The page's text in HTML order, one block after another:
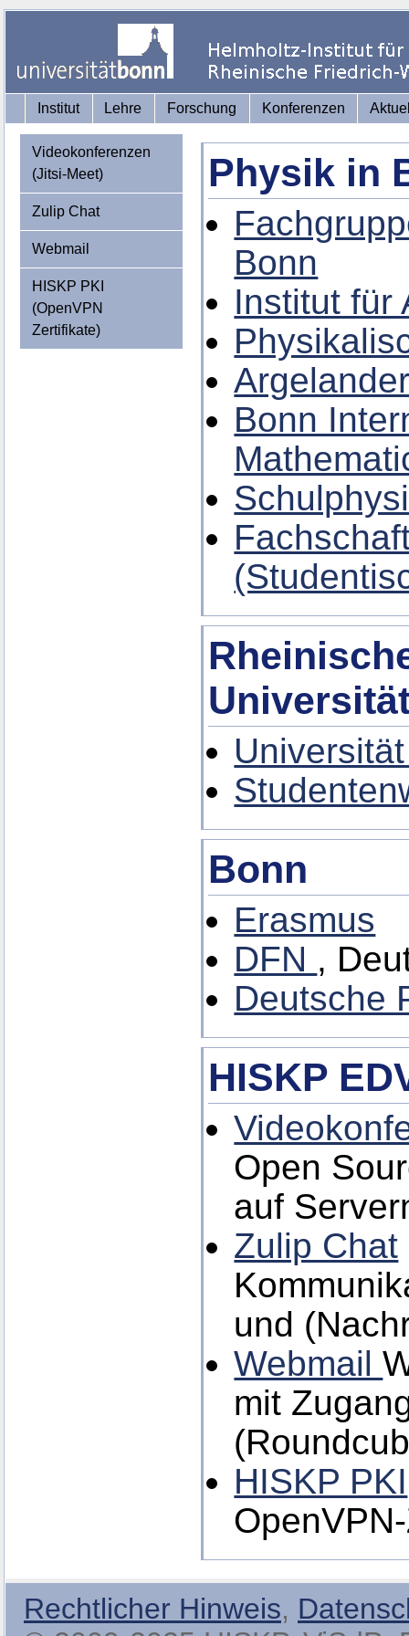
Institut Lehre Forschung Konferenzen
Videokonferenzen
(Jitsi-Meet)
Zulip Chat
Webmail
HISKP PKI
(OpenVPN
Zertifikate)
Physik in
Bonn
Institut für
Bonn
Bonn
Erasmus
DFN ,
Deutsche
HISKP
Open
auf
Zulip Chat
und
Webmail
mit
HISKP PKI
Rechtlicher Hinweis,